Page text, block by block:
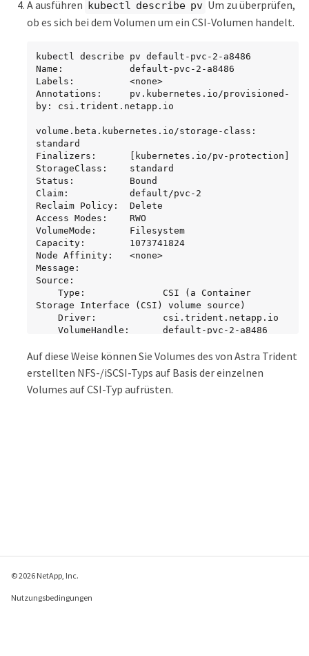
------+--------+---------+
./tridentctl upgrade volume default-pvc-2-
+---------------------+---------+-------------
--+----------+--------------------------------
------+--------+---------+
|            NAME     |  SIZE   | STORAGE
CLASS | PROTOCOL |             BACKEND UUID
+---------------------+---------+-------------
--+----------+--------------------------------
------+--------+---------+
| default-pvc-2-a8486 | 1.0 GiB | standard
| file     | c5a6f6a4-b052-423b-80d4-
8fb491a14a22 | online | true    |
+---------------------+---------+-------------
--+----------+--------------------------------
------+--------+---------+
A ausführen kubectl describe pv Um zu überprüfen,
ob es sich bei dem Volumen um ein CSI-Volumen handelt.
kubectl describe pv default-pvc-2-a8486
Name:            default-pvc-2-a8486
Labels:          <none>
Annotations:     pv.kubernetes.io/provisioned-
by: csi.trident.netapp.io
volume.beta.kubernetes.io/storage-class:
standard
Finalizers:      [kubernetes.io/pv-protection]
StorageClass:    standard
Status:          Bound
Claim:           default/pvc-2
Reclaim Policy:  Delete
Access Modes:    RWO
VolumeMode:      Filesystem
Capacity:        1073741824
Node Affinity:   <none>
Message:
Source:
Storage Interface (CSI) volume source)
    VolumeAttributes:
backendUUID=c5a6f6a4-b052-423b-80d4-
8fb491a14a22
Auf diese Weise können Sie Volumes des von Astra Trident
erstellten NFS-/iSCSI-Typs auf Basis der einzelnen
Volumes auf CSI-Typ aufrüsten.
© 2026 NetApp, Inc.
Nutzungsbedingungen